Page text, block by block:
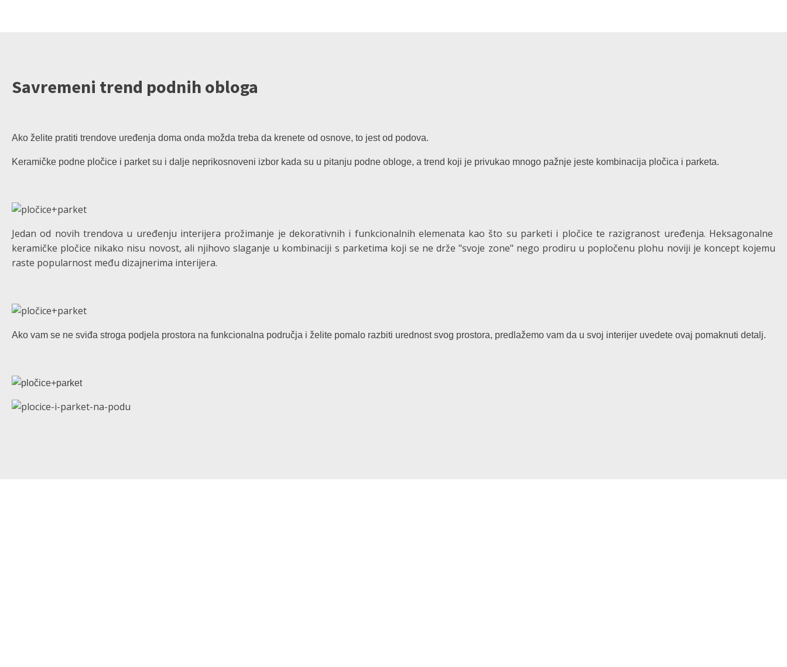
Savremeni trend podnih obloga
Ako želite pratiti trendove uređenja doma onda možda treba da krenete od osnove, to jest od podova.
Keramičke podne pločice i parket su i dalje neprikosnoveni izbor kada su u pitanju podne obloge, a trend koji je privukao mnogo pažnje jeste kombinacija pločica i parketa.
Jedan od novih trendova u uređenju interijera prožimanje je dekorativnih i funkcionalnih elemenata kao što su parketi i pločice te razigranost uređenja. Heksagonalne
keramičke pločice nikako nisu novost, ali njihovo slaganje u kombinaciji s parketima koji se ne drže "svoje zone" nego prodiru u popločenu plohu noviji je koncept kojemu
raste popularnost među dizajnerima interijera.
Ako vam se ne sviđa stroga podjela prostora na funkcionalna područja i želite pomalo razbiti urednost svog prostora, predlažemo vam da u svoj interijer uvedete ovaj pomaknuti detalj.